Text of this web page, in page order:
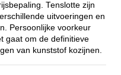
Tenslotte zijn
uitvoeringen en
Persoonlijke voorkeur
gaat om de definitieve
van kunststof kozijnen.